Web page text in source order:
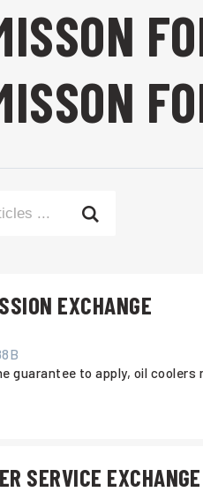
EXCHANGE
guarantee to apply, oil coolers
SERVICE